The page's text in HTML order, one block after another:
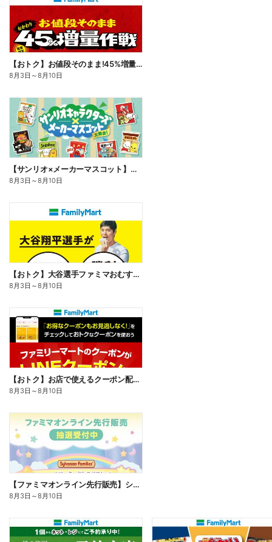
【おトク】お値段そのまま!45%増量作戦!
8月3日 ～8月10日
【サンリオ×メーカーマスコット】オリジナルグッズ貰える!
8月3日 ～8月10日
【おトク】大谷選手ファミマおむすび割
8月3日 ～8月10日
【おトク】お店で使えるクーポン配信中
8月3日 ～8月10日
【ファミマオンライン先行販売】シルバニアファミリー
8月3日 ～8月10日